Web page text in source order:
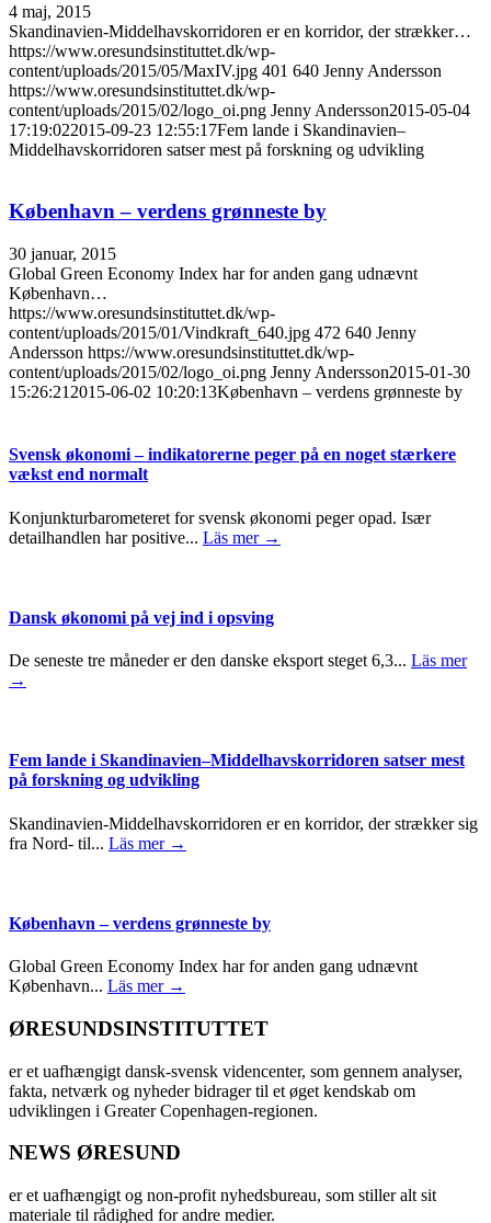
4 maj, 2015
Skandinavien-Middelhavskorridoren er en korridor, der strækker…
https://www.oresundsinstituttet.dk/wp-
content/uploads/2015/05/MaxIV.jpg 401 640 Jenny Andersson
https://www.oresundsinstituttet.dk/wp-
content/uploads/2015/02/logo_oi.png Jenny Andersson2015-05-04
17:19:022015-09-23 12:55:17Fem lande i Skandinavien–
Middelhavskorridoren satser mest på forskning og udvikling
København – verdens grønneste by
30 januar, 2015
Global Green Economy Index har for anden gang udnævnt
København…
https://www.oresundsinstituttet.dk/wp-
content/uploads/2015/01/Vindkraft_640.jpg 472 640 Jenny
Andersson https://www.oresundsinstituttet.dk/wp-
content/uploads/2015/02/logo_oi.png Jenny Andersson2015-01-30
15:26:21 2015-06-02 10:20:13København – verdens grønneste by
Svensk økonomi – indikatorerne peger på en noget stærkere
vækst end normalt
Konjunkturbarometeret for svensk økonomi peger opad. Især
detailhandlen har positive... Läs mer →
Dansk økonomi på vej ind i opsving
De seneste tre måneder er den danske eksport steget 6,3... Läs mer
→
Fem lande i Skandinavien–Middelhavskorridoren satser mest
på forskning og udvikling
Skandinavien-Middelhavskorridoren er en korridor, der strækker sig
fra Nord- til... Läs mer →
København – verdens grønneste by
Global Green Economy Index har for anden gang udnævnt
København... Läs mer →
ØRESUNDSINSTITUTTET
er et uafhængigt dansk-svensk videncenter, som gennem analyser,
fakta, netværk og nyheder bidrager til et øget kendskab om
udviklingen i Greater Copenhagen-regionen.
NEWS ØRESUND
er et uafhængigt og non-profit nyhedsbureau, som stiller alt sit
materiale til rådighed for andre medier.